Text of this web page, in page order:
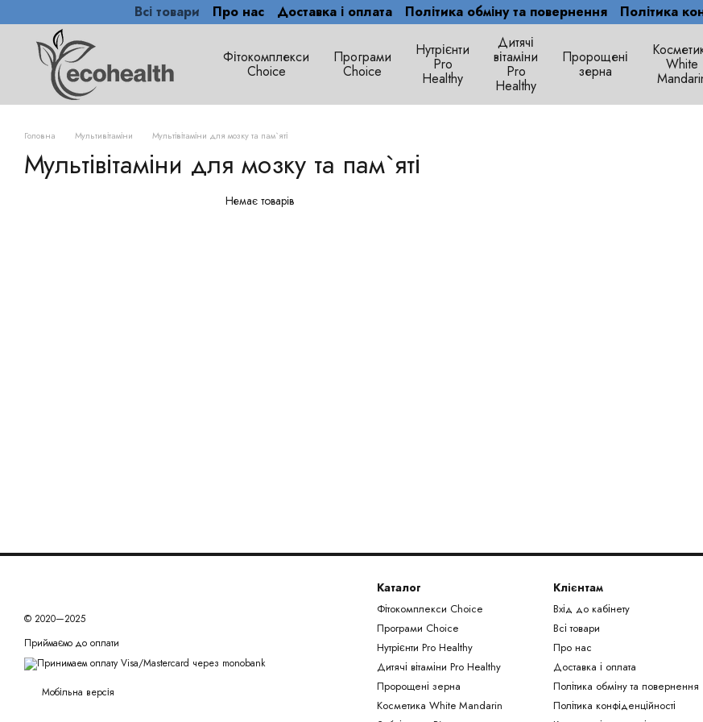
Перейти до основного контенту
Всі товари Про нас Доставка і оплата Політика обміну та повернення Політика
Фітокомплекси
Сhoice
Програми
Choice
Нутрієнти
Рro
Healthy
Дитячі
вітаміни
Pro
Healthy
Пророщені
зерна White
Головна Мультивітаміни Мультівітаміни для мозку та пам`яті
Мультівітаміни для мозку та пам`яті
Немає товарів
© 2020—2025
Приймаємо до оплати
Мобільна версія
Каталог
Фітокомплекси Сhoice
Програми Choice
Нутрієнти Рro Healthy
Дитячі вітаміни Pro Healthy
Пророщені зерна
Косметика White Mandarin
Клієнтам
Вхід до кабінету
Всі товари
Про нас
Доставка і оплата
Політика обміну та повернення
Політика конфіденційності